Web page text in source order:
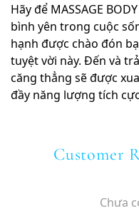
Hãy để MASSAGE
bình yên trong cuộc
hạnh được chào đón
tuyệt vời này. Đến và
căng thẳng sẽ được
đầy năng lượng tích
Customer
Chưa